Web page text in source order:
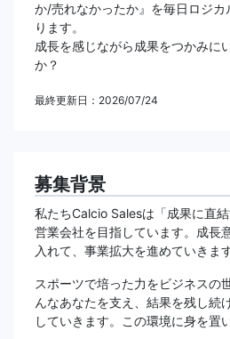
か/売れなかったか』を毎日ロジ
ります。
成長を感じながら成果をつかみに
か？
最終更新日：2026/07/24
募集背景
私たちCalcio Salesは「成果に直
営業会社を目指しています。成長
入れて、事業拡大を進めていきます
スポーツで培った力をビジネスの
んなあなたを支え、結果を残し続
していきます。この環境に身を置